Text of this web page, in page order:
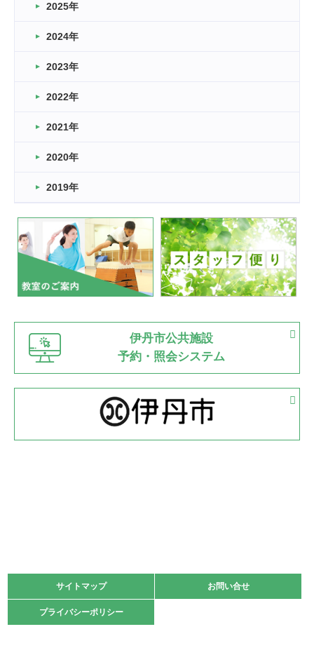
車いすバスケとRくんのお話
卒業・卒園の季節★
2026.03.11
緑ケ丘体育館
2022.11.03
緑ケ丘体育館
いたっぼーる大会☆彡
緑ケ丘体育館
2022.07.03
市内総合体育大会が開始
緑ケ丘体育館 猪名川運動広場
古池運動広場
2022.06.12
県知事杯争奪バレーボール大会が開催
緑ケ丘体育館
2022.05.05
体育協会長杯 バドミントン競技の部
2022.05.22
緑ケ丘体育館
2021.10.23
卓球選手権大会ラージボールの部開催☆
2025年
2024年
2023年
2022年
2021年
2020年
2019年
伊丹市公共施設
予約・照会システム
サイトマップ お問い合せ
プライバシーポリシー
サイトマップ お問い合せ
プライバシーポリシー